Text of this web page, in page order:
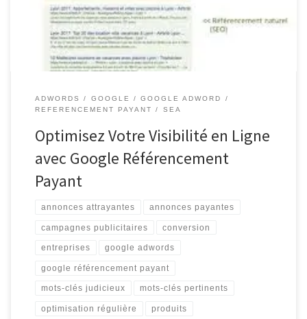
visibilité en ligne et atteindre un public ciblé. En investissant dans
des annonces […]
ADWORDS GOOGLE
GOOGLE ADWORD
REFERENCEMENT PAYANT
SEA
Optimisez Votre Visibilité en Ligne
avec Google Référencement
Payant
annonces attrayantes annonces payantes
campagnes publicitaires conversion
entreprises google adwords
google référencement payant
mots-clés judicieux mots-clés pertinents
optimisation régulière produits